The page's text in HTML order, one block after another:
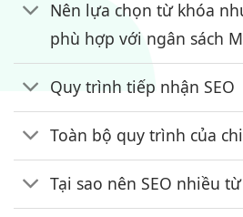
Nên lựa chọn từ khóa
phù hợp với ngân sách
Quy trình tiếp nhận SEO
Toàn bộ quy trình của
Tại sao nên SEO nhiều